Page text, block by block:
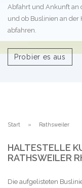
Abfahrt und Ankunft an
und ob Buslinien an der
abfahren.
Probier es aus
Start Rathsweiler
HALTESTELLE
RATHSWEILER
Die aufgelisteten